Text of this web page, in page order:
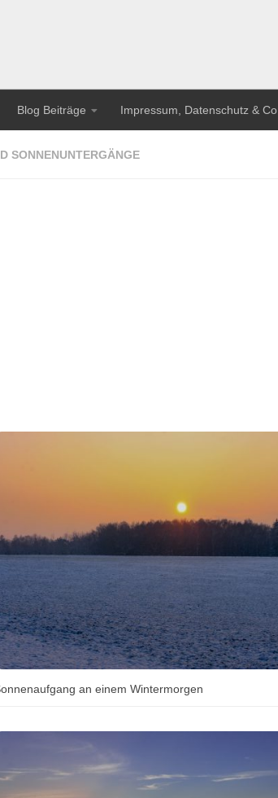
Blog Beiträge Impressum, Datenschutz & Co
SONNENUNTERGÄNGE
an einem Wintermorgen